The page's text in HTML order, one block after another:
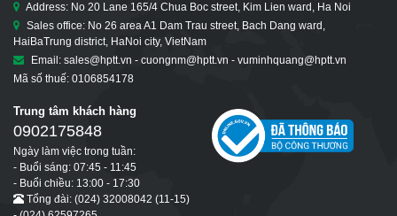
Address: No 20 Lane 165/4 Chua Boc street, Kim Lien ward, Ha Noi
Sales office: No 26 area A1 Dam Trau street, Bach Dang ward,
HaiBaTrung district, HaNoi city, VietNam
Email: sales@hptt.vn - cuongnm@hptt.vn - vuminhquang@hptt.vn
Mã số thuế: 0106854178
Trung tâm khách hàng
0902175848
Ngày làm việc trong tuần:
- Buổi sáng: 07:45 - 11:45
- Buổi chiều: 13:00 - 17:30
Tổng đài: (024) 32008042 (11-15)